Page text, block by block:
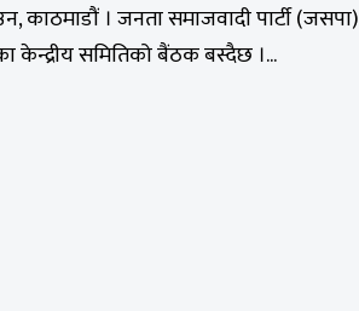
काठमाडौं । जनता समाजवादी पार्टी (जसपा)
केन्द्रीय समितिको बैंठक बस्दैछ ।...